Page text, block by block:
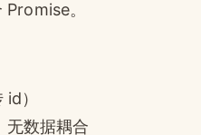
。
）
数据耦合